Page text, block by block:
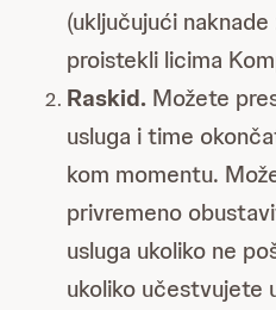
(uključujući
proistekli licima
Raskid. Možete
usluga i time
kom momentu.
privremeno
usluga ukoliko ne
ukoliko učestvujete